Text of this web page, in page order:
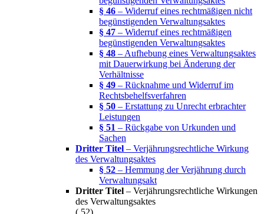
§ 46 – Widerruf eines rechtmäßigen nicht
begünstigenden Verwaltungsaktes
§ 47 – Widerruf eines rechtmäßigen
begünstigenden Verwaltungsaktes
§ 48 – Aufhebung eines Verwaltungsaktes
mit Dauerwirkung bei Änderung der
Verhältnisse
§ 49 – Rücknahme und Widerruf im
Rechtsbehelfsverfahren
§ 50 – Erstattung zu Unrecht erbrachter
Leistungen
§ 51 – Rückgabe von Urkunden und
Sachen
Dritter Titel – Verjährungsrechtliche Wirkung
des Verwaltungsaktes
§ 52 – Hemmung der Verjährung durch
Verwaltungsakt
Dritter Titel – Verjährungsrechtliche Wirkungen
des Verwaltungsaktes
( 52)